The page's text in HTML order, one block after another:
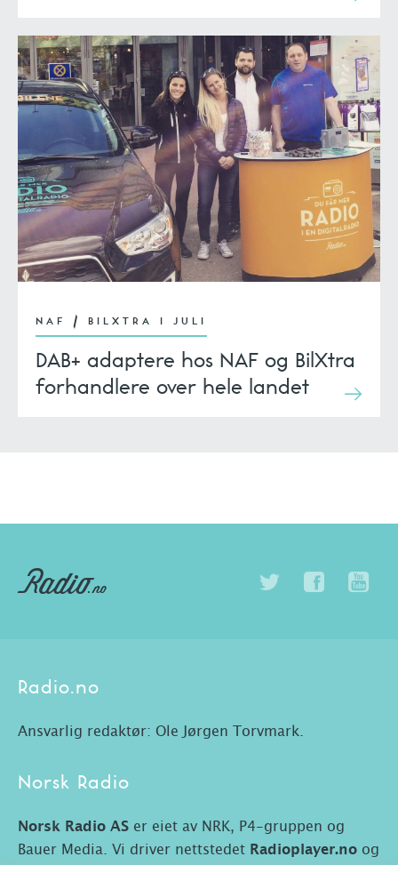
NAF / BILXTRA I JULI
DAB+ adaptere hos NAF og BilXtra
forhandlere over hele landet
Radio.no
Ansvarlig redaktør: Ole Jørgen Torvmark.
Norsk Radio
Norsk Radio AS er eiet av NRK, P4-gruppen og
Bauer Media. Vi driver nettstedet Radioplayer.no og